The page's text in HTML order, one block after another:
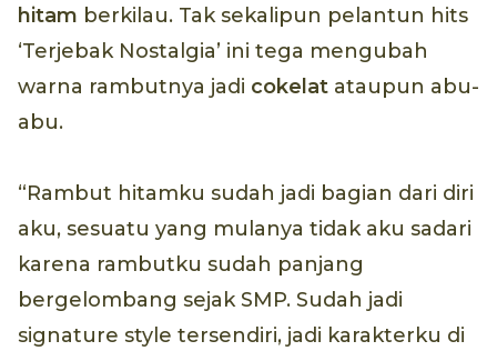
hitam berkilau. Tak sekalipun pelantun hits
‘Terjebak Nostalgia’ ini tega mengubah
warna rambutnya jadi cokelat ataupun abu-
abu.
“Rambut hitamku sudah jadi bagian dari diri
aku, sesuatu yang mulanya tidak aku sadari
karena rambutku sudah panjang
bergelombang sejak SMP. Sudah jadi
signature style tersendiri, jadi karakterku di